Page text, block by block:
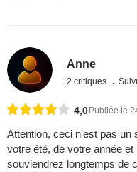
Anne
2 critiques
4,0 Publiée le
Attention, ceci n'est pas un
votre été, de votre année
souviendrez longtemps de